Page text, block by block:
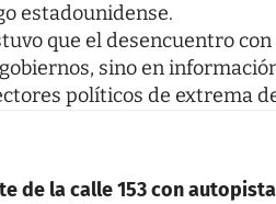
estadounidense.
que el desencuentro
sino en
políticos de extrema
de la calle 153 con